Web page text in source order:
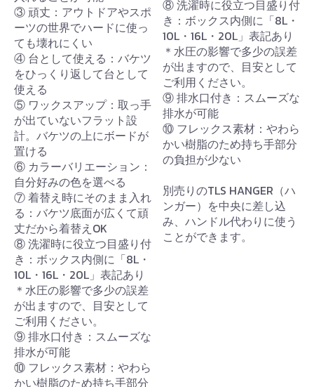
③ 頑丈：アウトドアやスポ
ーツの世界でハードに使っ
ても壊れにくい
④ 台として使える：バケツ
をひっくり返して台として
使える
⑤ ワックスアップ：取っ手
が出ていないフラット設
計。バケツの上にボードが
置ける
⑥ カラーバリエーション：
自分好みの色を選べる
⑦ 着替え時にそのまま入れ
る：バケツ底面が広くて頑
丈だから着替えOK
⑧ 洗濯時に役立つ目盛り付
き：ボックス内側に「8L・
10L・16L・20L」表記あり
＊水圧の影響で多少の誤差
が出ますので、目安として
ご利用ください。
⑨ 排水口付き：スムーズな
排水が可能
⑩ フレックス素材：やわら
かい樹脂のため持ち手部分
⑧ 洗濯時に役立つ目盛り付
き：ボックス内側に「8L・
10L・16L・20L」表記あり
＊水圧の影響で多少の誤差
が出ますので、目安として
ご利用ください。
⑨ 排水口付き：スムーズな
排水が可能
⑩ フレックス素材：やわら
かい樹脂のため持ち手部分
の負担が少ない
別売りのTLS HANGER（ハ
ンガー）を中央に差し込
み、ハンドル代わりに使う
ことができます。